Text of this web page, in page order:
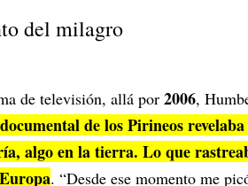
del milagro
de televisión, allá por 2006,
de los Pirineos
algo en la tierra. Lo que
. “Desde ese momento me